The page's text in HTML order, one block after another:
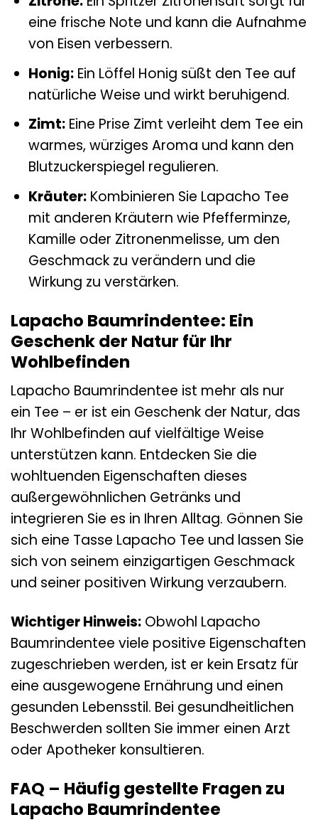
eine frische Note und kann die Aufnahme
von Eisen verbessern.
Honig:Ein Löffel Honig süßt den Tee auf
natürliche Weise und wirkt beruhigend.
Zimt:Eine Prise Zimt verleiht dem Tee ein
warmes, würziges Aroma und kann den
Blutzuckerspiegel regulieren.
Kräuter:Kombinieren Sie Lapacho Tee
mit anderen Kräutern wie Pfefferminze,
Kamille oder Zitronenmelisse, um den
Geschmack zu verändern und die
Wirkung zu verstärken.
Lapacho Baumrindentee: Ein
Geschenk der Natur für Ihr
Wohlbefinden
Lapacho Baumrindentee ist mehr als nur
ein Tee – er ist ein Geschenk der Natur, das
Ihr Wohlbefinden auf vielfältige Weise
unterstützen kann. Entdecken Sie die
wohltuenden Eigenschaften dieses
außergewöhnlichen Getränks und
integrieren Sie es in Ihren Alltag. Gönnen Sie
sich eine Tasse Lapacho Tee und lassen Sie
sich von seinem einzigartigen Geschmack
und seiner positiven Wirkung verzaubern.
Wichtiger Hinweis: Obwohl Lapacho
Baumrindentee viele positive Eigenschaften
zugeschrieben werden, ist er kein Ersatz für
eine ausgewogene Ernährung und einen
gesunden Lebensstil. Bei gesundheitlichen
Beschwerden sollten Sie immer einen Arzt
oder Apotheker konsultieren.
FAQ – Häufig gestellte Fragen zu
Lapacho Baumrindentee